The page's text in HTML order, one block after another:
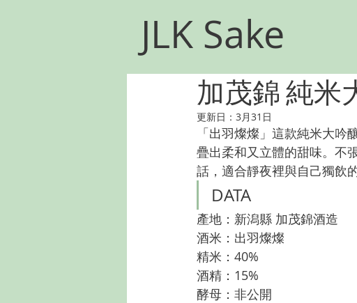
JLK Sake
加茂錦 純米
更新日： 3月31日
「出羽燦燦」這款純米大
疊出柔和又立體的甜味。不
話，適合靜夜裡與自己獨飲的
DATA
產地：新潟縣 加茂錦酒造
酒米：出羽燦燦
精米：40%
酒精：15%
酵母：非公開